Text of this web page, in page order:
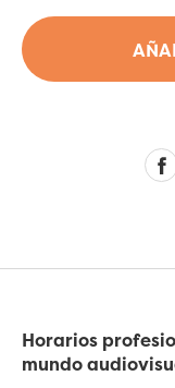
Horarios
mundo